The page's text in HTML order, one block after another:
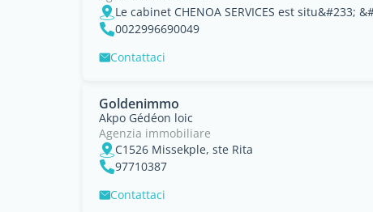
0022996690049
Contattaci
Goldenimmo
Akpo Gédéon loic
Agenzia immobiliare
C1526 Missekple, ste Rita
97710387
Contattaci